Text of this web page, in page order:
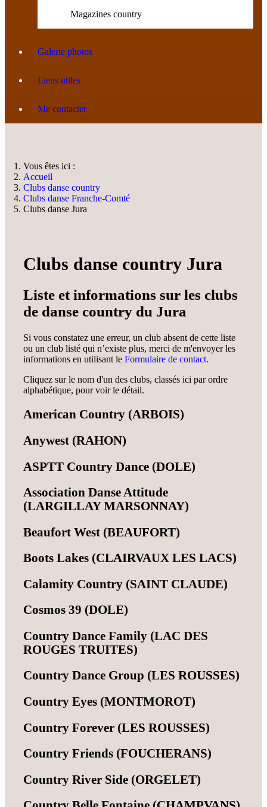
Magazines country
Galerie photos
Liens utiles
Me contacter
Vous êtes ici :
Accueil
Clubs danse country
Clubs danse Franche-Comté
Clubs danse Jura
Clubs danse country Jura
Liste et informations sur les clubs
de danse country du Jura
Si vous constatez une erreur, un club absent de cette liste
ou un club listé qui n’existe plus, merci de m'envoyer les
informations en utilisant le Formulaire de contact.
Cliquez sur le nom d'un des clubs, classés ici par ordre
alphabétique, pour voir le détail.
American Country (ARBOIS)
Anywest (RAHON)
ASPTT Country Dance (DOLE)
Association Danse Attitude
(LARGILLAY MARSONNAY)
Beaufort West (BEAUFORT)
Boots Lakes (CLAIRVAUX LES LACS)
Calamity Country (SAINT CLAUDE)
Cosmos 39 (DOLE)
Country Dance Family (LAC DES
ROUGES TRUITES)
Country Dance Group (LES ROUSSES)
Country Eyes (MONTMOROT)
Country Forever (LES ROUSSES)
Country Friends (FOUCHERANS)
Country River Side (ORGELET)